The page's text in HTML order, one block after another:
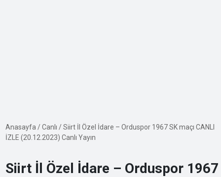
Anasayfa /Canlı /Siirt İl Özel İdare – Orduspor 1967 SK maçı CANLI
İZLE (20.12.2023) Canlı Yayın
Siirt İl Özel İdare – Orduspor 1967